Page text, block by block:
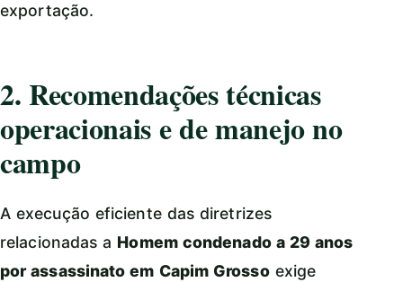
exportação.
2. Recomendações técnicas
operacionais e de manejo no
campo
A execução eficiente das diretrizes
relacionadas a Homem condenado a 29 anos
por assassinato em Capim Grossoexige